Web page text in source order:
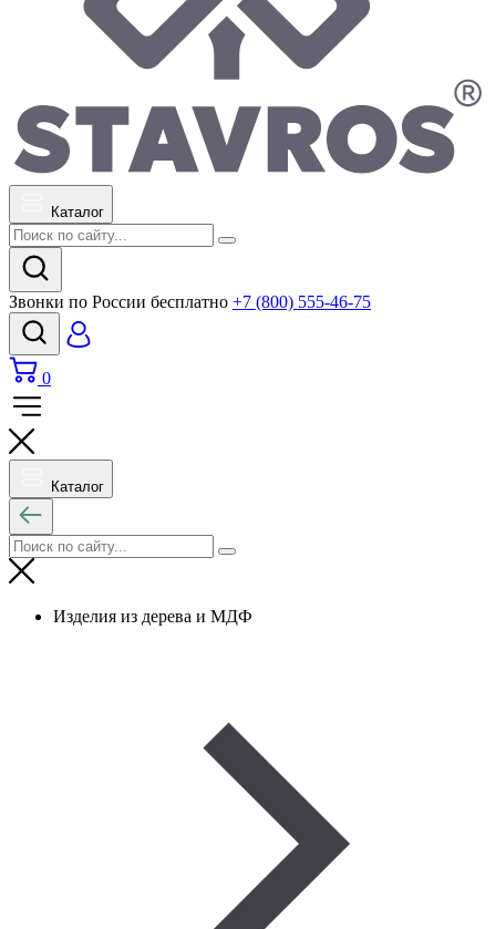
Каталог
Звонки по России бесплатно +7 (800) 555-46-75
0
Каталог
Изделия из дерева и МДФ